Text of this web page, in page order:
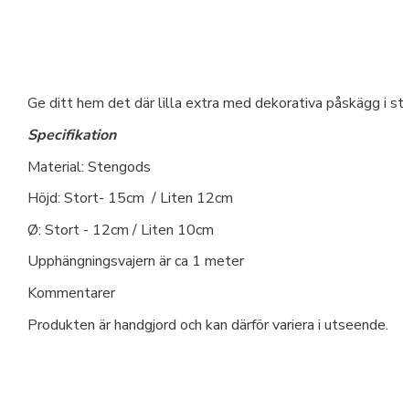
Ge ditt hem det där lilla extra med dekorativa påskägg i
Specifikation
Material: Stengods
Höjd: Stort- 15cm / Liten 12cm
Ø: Stort - 12cm / Liten 10cm
Upphängningsvajern är ca 1 meter
Kommentarer
Produkten är handgjord och kan därför variera i utseende.